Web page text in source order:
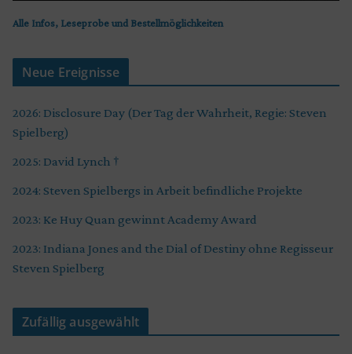
Alle Infos, Leseprobe und Bestellmöglichkeiten
Neue Ereignisse
2026: Disclosure Day (Der Tag der Wahrheit, Regie: Steven
Spielberg)
2025: David Lynch †
2024: Steven Spielbergs in Arbeit befindliche Projekte
2023: Ke Huy Quan gewinnt Academy Award
2023: Indiana Jones and the Dial of Destiny ohne Regisseur
Steven Spielberg
Zufällig ausgewählt